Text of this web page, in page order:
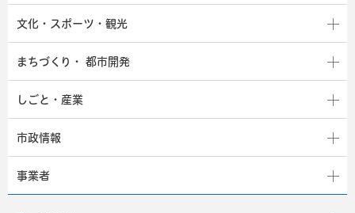
文化・スポーツ・観光
まちづくり・ 都市開発
しごと・産業
市政情報
事業者